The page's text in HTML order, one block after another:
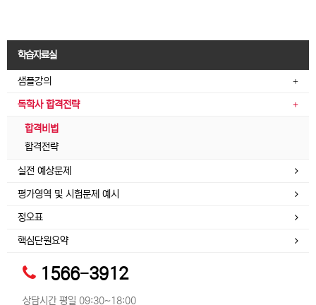
학습자료실
샘플강의
독학사 합격전략
합격비법
합격전략
실전 예상문제
평가영역 및 시험문제 예시
정오표
핵심단원요약
1566-3912
상담시간 평일 09:30~18:00